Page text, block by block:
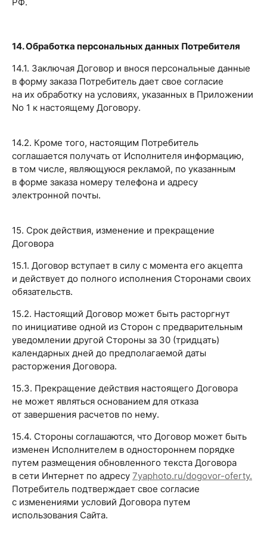
14. Обработка персональных данных Потребителя
14.1. Заключая Договор и внося персональные данные
в форму заказа Потребитель дает свое согласие
на их обработку на условиях, указанных в Приложении
No 1 к настоящему Договору.
14.2. Кроме того, настоящим Потребитель
соглашается получать от Исполнителя информацию,
в том числе, являющуюся рекламой, по указанным
в форме заказа номеру телефона и адресу
электронной почты.
15. Срок действия, изменение и прекращение
Договора
15.1. Договор вступает в силу с момента его акцепта
и действует до полного исполнения Сторонами своих
обязательств.
15.2. Настоящий Договор может быть расторгнут
по инициативе одной из Сторон с предварительным
уведомлении другой Стороны за 30 (тридцать)
календарных дней до предполагаемой даты
расторжения Договора.
15.3. Прекращение действия настоящего Договора
не может являться основанием для отказа
от завершения расчетов по нему.
15.4. Стороны соглашаются, что Договор может быть
изменен Исполнителем в одностороннем порядке
путем размещения обновленного текста Договора
в сети Интернет по адресу 7yaphoto.ru/dogovor-oferty.
Потребитель подтверждает свое согласие
с изменениями условий Договора путем
использования Сайта.